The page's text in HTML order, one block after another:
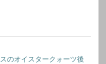
のオイスタークォーツ後